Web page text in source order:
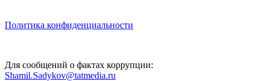
Политика конфиденциальности
Для сообщений о фактах коррупции:
Shamil.Sadykov@tatmedia.ru